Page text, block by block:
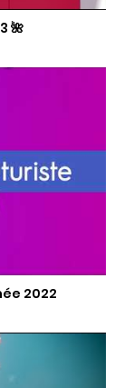
🌺
2022